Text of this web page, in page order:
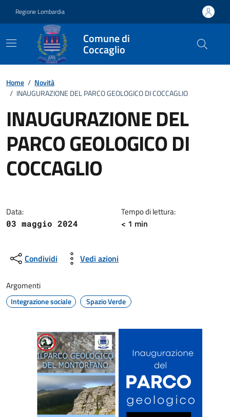
Regione Lombardia
Comune di
Coccaglio
Home / Novità
/ INAUGURAZIONE DEL PARCO GEOLOGICO DI COCCAGLIO
INAUGURAZIONE DEL
PARCO GEOLOGICO DI
COCCAGLIO
Data:
03 maggio 2024
Tempo di lettura:
< 1 min
Condividi Vedi azioni
Argomenti
Integrazione sociale Spazio Verde